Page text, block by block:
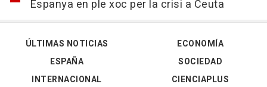
Espanya en ple xoc per la crisi a Ceuta
ÚLTIMAS NOTICIAS
ESPAÑA
INTERNACIONAL
ECONOMÍA
SOCIEDAD
CIENCIAPLUS